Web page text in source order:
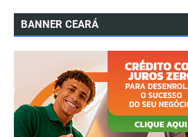
BANNER CEARÁ